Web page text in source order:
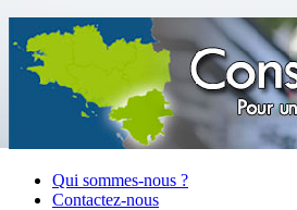
Qui sommes-nous ?
Contactez-nous